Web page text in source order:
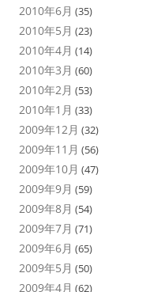
2010年6月 (35)
2010年5月 (23)
2010年4月 (14)
2010年3月 (60)
2010年2月 (53)
2010年1月 (33)
2009年12月 (32)
2009年11月 (56)
2009年10月 (47)
2009年9月 (59)
2009年8月 (54)
2009年7月 (71)
2009年6月 (65)
2009年5月 (50)
2009年4月 (62)